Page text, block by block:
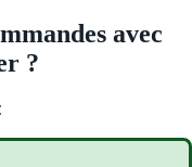
avec
?